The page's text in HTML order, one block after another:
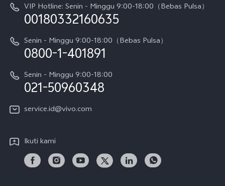
V70 FE
Y05
X300 Pro
Gerai Terdekat
Harga Spare Part
Otentikasi IMEI
Kebijakan Garansi vivo
Layanan Perbaikan Antar Jemput
Unduh LUT untuk Memulihkan Log
Berita
Pemberitahuan Hukum
Tentang Kami
Pusat Privasi vivo
VIP Hotline: Senin - Minggu 9:00-18:00（Bebas Pulsa）
00180332160635
Senin - Minggu 9:00-18:00（Bebas Pulsa）
0800-1-401891
Senin - Minggu 9:00-18:00
021-50960348
service.id@vivo.com
Ikuti kami